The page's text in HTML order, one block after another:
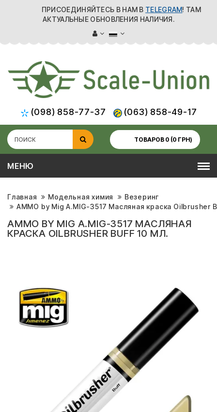
ПРИСОЕДИНЯЙТЕСЬ В НАМ В TELEGRAM! ТАМ
АКТУАЛЬНЫЕ ОБНОВЛЕНИЯ НАЛИЧИЯ.
(098) 858-77-37 (063) 858-49-17
ТОВАРОВ 0 (0 ГРН)
МЕНЮ
Главная Модельная химия
Везеринг
AMMO by Mig A.MIG-3517 Масляная краска Oilbrusher
AMMO BY MIG A.MIG-3517 МАСЛЯНАЯ
КРАСКА OILBRUSHER BUFF 10 МЛ.